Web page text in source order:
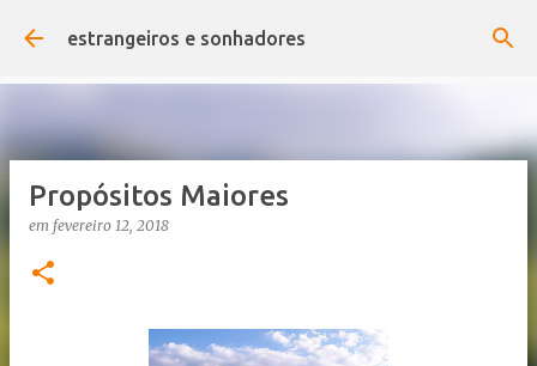
Pular para o conteúdo principal
estrangeiros e sonhadores
Propósitos Maiores
em fevereiro 12, 2018